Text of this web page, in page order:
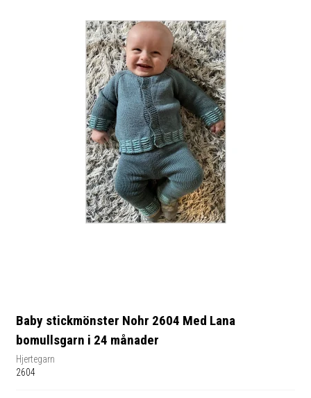
Baby stickmönster Nohr 2604 Med Lana
bomullsgarn i 24 månader
Hjertegarn
2604